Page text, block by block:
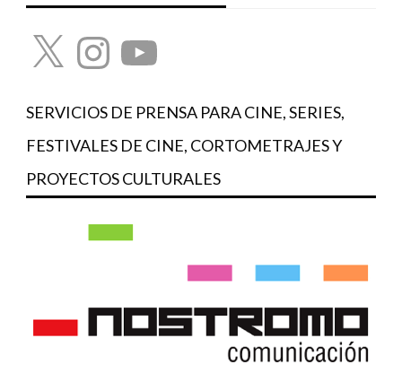
X InstagramYouTube
SERVICIOS DE PRENSA PARA CINE, SERIES,
FESTIVALES DE CINE, CORTOMETRAJES Y
PROYECTOS CULTURALES